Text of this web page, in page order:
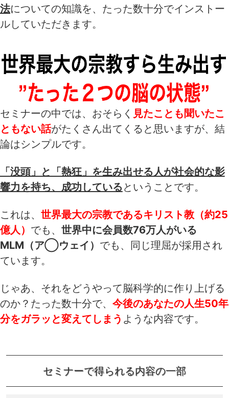
法についての知識を、たった数十分でインストー
ルしていただきます。
セミナーの中では、おそらく 見たことも聞いたこ
ともない話がたくさん出てくると思いますが、結
論はシンプルです。
「没頭」と「熱狂」を生み出せる人が社会的な影
響力を持ち、成功している ということです。
これは、 世界最大の宗教であるキリスト教（約25
億人） でも、 世界中に会員数76万人がいる
MLM（ア◯ウェイ） でも、同じ理屈が採用され
ています。
じゃあ、それをどうやって脳科学的に作り上げる
のか？たった数十分で、 今後のあなたの人生50年
分をガラッと変えてしまう ような内容です。
セミナーで得られる内容の一部